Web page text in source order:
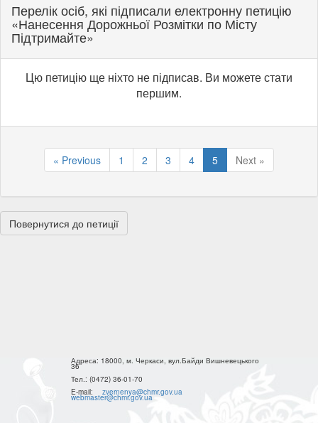
Перелік осіб, які підписали електронну петицію
«Нанесення Дорожньої Розмітки по Місту
Підтримайте»
Цю петицію ще ніхто не підписав. Ви можете стати
першим.
« Previous 1 2 3 4 5 Next »
Повернутися до петиції
Адреса: 18000, м. Черкаси, вул.Байди Вишневецького
36
Тел.: (0472) 36-01-70
E-mail:
zvernenya@chmr.gov.ua
webmaster@chmr.gov.ua